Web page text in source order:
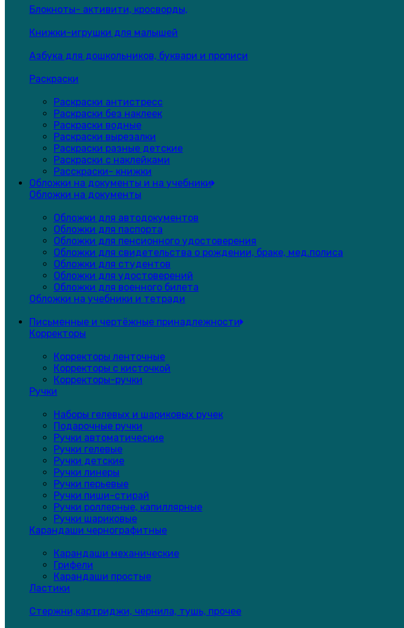
Блокноты- активити, кросворды,
Книжки-игрушки для малышей
Азбука для дошкольников, буквари и прописи
Раскраски
Раскраски антистресс
Раскраски без наклеек
Раскраски водные
Раскраски вырезалки
Раскраски разные детские
Раскраски с наклейками
Расскраски- книжки
Обложки на документы и на учебники
Обложки на документы
Обложки для автодокументов
Обложки для паспорта
Обложки для пенсионного удостоверения
Обложки для свидетельства о рождении, браке, мед.полиса
Обложки для студентов
Обложки для удостоверений
Обложки для военного билета
Обложки на учебники и тетради
Письменные и чертёжные принадлежности
Корректоры
Корректоры ленточные
Корректоры с кисточкой
Корректоры-ручки
Ручки
Наборы гелевых и шариковых ручек
Подарочные ручки
Ручки автоматические
Ручки гелевые
Ручки детские
Ручки линеры
Ручки перьевые
Ручки пиши-стирай
Ручки роллерные, капиллярные
Ручки шариковые
Карандаши чернографитные
Карандаши механические
Грифели
Карандаши простые
Ластики
Стержни,картриджи, чернила, тушь, прочее